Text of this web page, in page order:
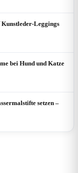
Leggings
bei Hund und Katze
setzen –